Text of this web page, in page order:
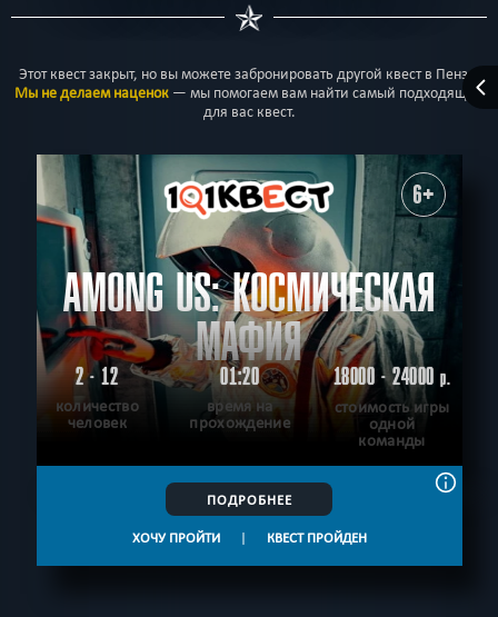
Этот квест закрыт, но вы можете забронировать другой квест в Пензе.
Мы не делаем наценок — мы помогаем вам найти самый подходящий
для вас квест.
6+
AMONG US: КОСМИЧЕСКАЯ
МАФИЯ
2 - 12
количество
человек
01:20
время на
прохождение
18000 - 24000р.
стоимость игры
одной
команды
ПОДРОБНЕЕ
ХОЧУ ПРОЙТИ | КВЕСТ ПРОЙДЕН